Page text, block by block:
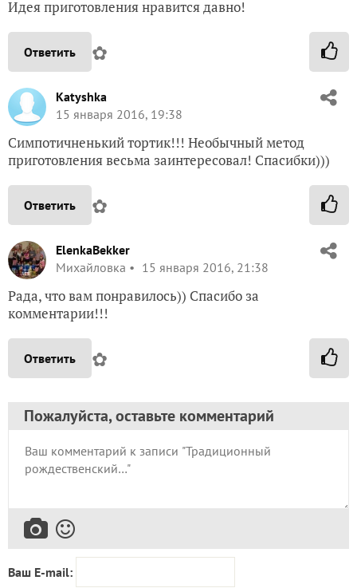
Идея приготовления нравится давно!
Ответить ✿
Katyshka
15 января 2016, 19:38
Симпотичненький тортик!!! Необычный метод
приготовления весьма заинтересовал! Спасибки)))
Ответить ✿
ElenkaBekker
Михайловка
15 января 2016, 21:38
Рада, что вам понравилось)) Спасибо за
комментарии!!!
Ответить ✿
Пожалуйста, оставьте комментарий
Ваш E-mail: